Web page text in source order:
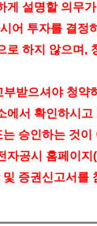
게 설명할 의무
어 투자를 결정
로 하지 않으며 ,
받으셔야 청약
에서 확인하시
승인하는 것이
자공시 홈페이지
증권신고서를